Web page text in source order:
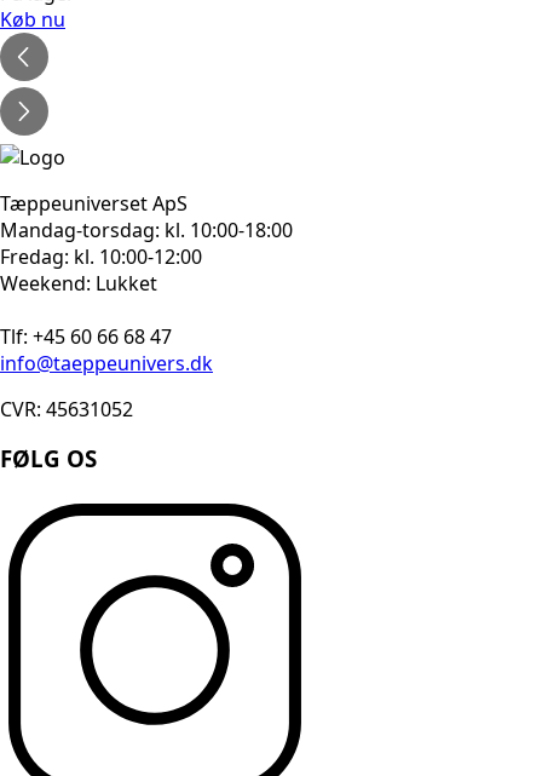
Køb nu
Tæppeuniverset ApS
Mandag-torsdag: kl. 10:00-18:00
Fredag: kl. 10:00-12:00
Weekend: Lukket
Tlf: +45 60 66 68 47
info@taeppeunivers.dk
CVR: 45631052
FØLG OS